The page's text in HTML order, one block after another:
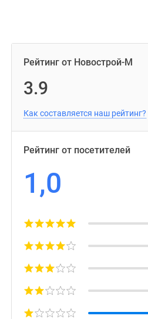
Рейтинг от Новострой-М
3.9
Как составляется наш рейтинг?
Рейтинг от посетителей
1,0